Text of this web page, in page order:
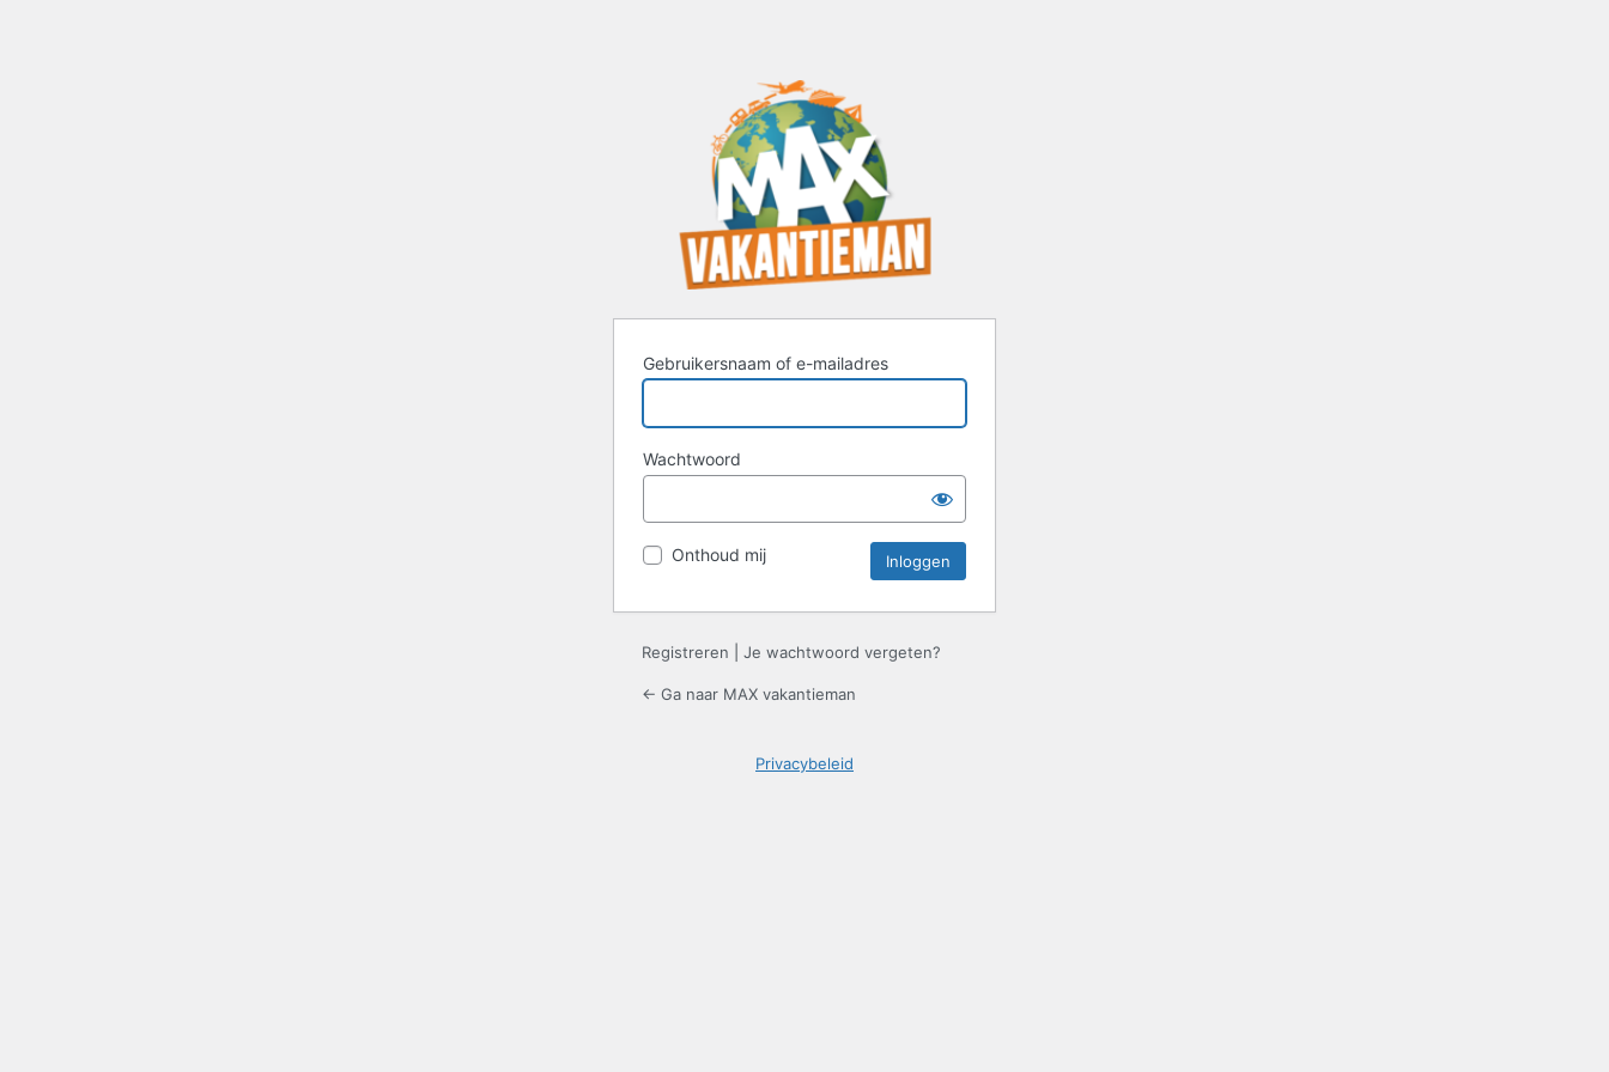
Gebruikersnaam of e-mailadres
Wachtwoord
Onthoud mij
Registreren Je wachtwoord vergeten?
← Ga naar MAX vakantieman
Privacybeleid